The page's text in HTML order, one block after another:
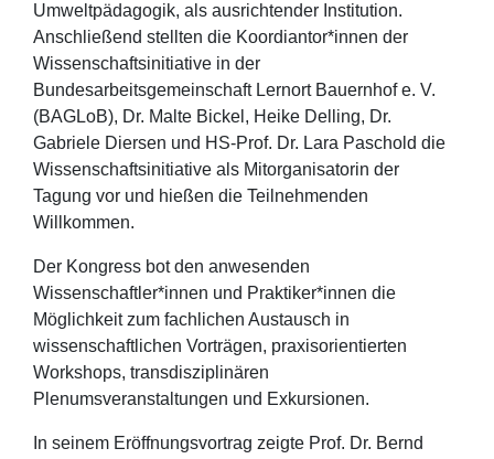
Umweltpädagogik, als ausrichtender Institution.
Anschließend stellten die Koordiantor*innen der
Wissenschaftsinitiative in der
Bundesarbeitsgemeinschaft Lernort Bauernhof e. V.
(BAGLoB), Dr. Malte Bickel, Heike Delling, Dr.
Gabriele Diersen und HS-Prof. Dr. Lara Paschold die
Wissenschaftsinitiative als Mitorganisatorin der
Tagung vor und hießen die Teilnehmenden
Willkommen.
Der Kongress bot den anwesenden
Wissenschaftler*innen und Praktiker*innen die
Möglichkeit zum fachlichen Austausch in
wissenschaftlichen Vorträgen, praxisorientierten
Workshops, transdisziplinären
Plenumsveranstaltungen und Exkursionen.
In seinem Eröffnungsvortrag zeigte Prof. Dr. Bernd